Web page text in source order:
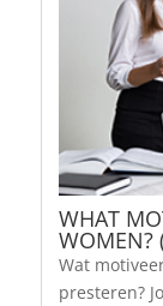
WHAT
WOMEN?
Wat
presteren?